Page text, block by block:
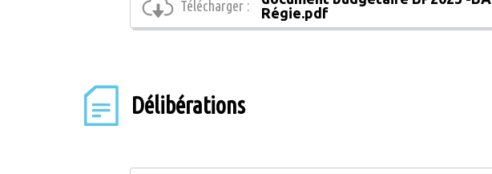
Télécharger :
Régie.pdf
Délibérations